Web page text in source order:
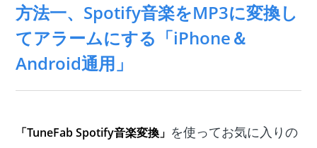
方法一、Spotify音楽をMP3に変換し
てアラームにする「iPhone＆
Android通用」
「TuneFab Spotify音楽変換」 を使ってお気に入りの